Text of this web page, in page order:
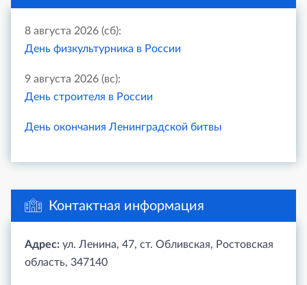
8 августа 2026 (сб):
День физкультурника в России
9 августа 2026 (вс):
День строителя в России
День окончания Ленинградской битвы
Контактная информация
Адрес: ул. Ленина, 47, ст. Обливская, Ростовская
область, 347140